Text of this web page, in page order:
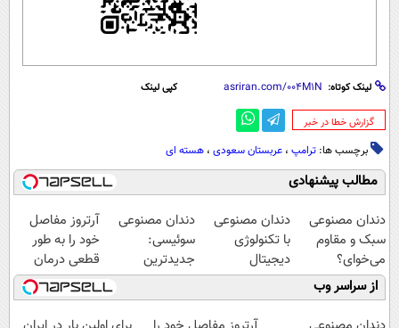
لینک کوتاه: کپی لینک
‌گزارش خطا در خبر
برچسب ها: ترامپ ، عربستان سعودی ، هسته ای
مطالب پیشنهادی
دندان مصنوعی
سبک و مقاوم
می‌خوای؟
پرداخت اقساطی
هم داریم!😍 |
📍تهران
دندان مصنوعی
با تکنولوژی
دیجیتال
سوئیسی🇨🇭
دندان مصنوعی
سوئیسی:
جدیدترین
فناوری اروپا،
سبک و مقاوم |
پرداخت قسطی
آرتروز مفاصل
خود را به طور
قطعی درمان
کنید!
◗پرسش‌نامه◖
از سراسر وب